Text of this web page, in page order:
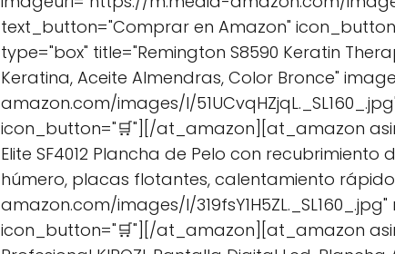
text_button="Comprar en Amazon"
type="box" title="Remington S8590 Keratin
Keratina, Aceite Almendras, Color Bronce"
amazon.com/images/I/
icon_button="🛒"][/at_amazon][at_amazon
Elite SF4012 Plancha de Pelo con
húmero, placas flotantes, calentamiento
amazon.com/images/I/
icon_button="🛒"][/at_amazon][at_amazon